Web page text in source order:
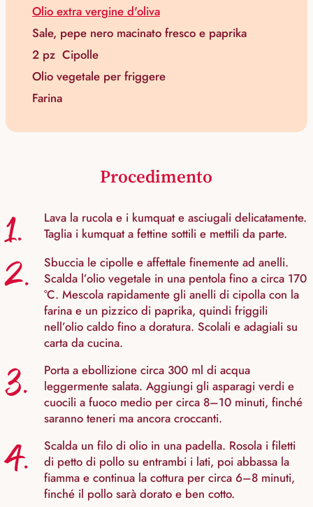
Olio extra vergine d'oliva
Sale, pepe nero macinato fresco e paprika
2 pz Cipolle
Olio vegetale per friggere
Farina
Procedimento
1.
Lava la rucola e i kumquat e asciugali delicatamente.
Taglia i kumquat a fettine sottili e mettili da parte.
2.
Sbuccia le cipolle e affettale finemente ad anelli.
Scalda l’olio vegetale in una pentola fino a circa 170
°C. Mescola rapidamente gli anelli di cipolla con la
farina e un pizzico di paprika, quindi friggili
nell’olio caldo fino a doratura. Scolali e adagiali su
carta da cucina.
3.
Porta a ebollizione circa 300 ml di acqua
leggermente salata. Aggiungi gli asparagi verdi e
cuocili a fuoco medio per circa 8–10 minuti, finché
saranno teneri ma ancora croccanti.
4.
Scalda un filo di olio in una padella. Rosola i filetti
di petto di pollo su entrambi i lati, poi abbassa la
fiamma e continua la cottura per circa 6–8 minuti,
finché il pollo sarà dorato e ben cotto.